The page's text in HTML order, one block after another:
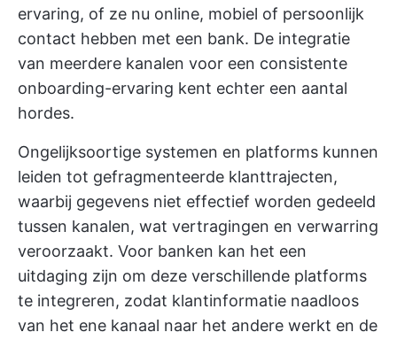
ervaring, of ze nu online, mobiel of persoonlijk
contact hebben met een bank. De integratie
van meerdere kanalen voor een consistente
onboarding-ervaring kent echter een aantal
hordes.
Ongelijksoortige systemen en platforms kunnen
leiden tot gefragmenteerde klanttrajecten,
waarbij gegevens niet effectief worden gedeeld
tussen kanalen, wat vertragingen en verwarring
veroorzaakt. Voor banken kan het een
uitdaging zijn om deze verschillende platforms
te integreren, zodat klantinformatie naadloos
van het ene kanaal naar het andere werkt en de